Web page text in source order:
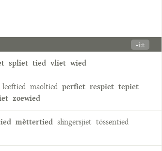
-iːt
spliet tied vliet wied
leeftied maoltied perfiet respiet tepiet
zoewied
mèttertied slingersjiet tössentied